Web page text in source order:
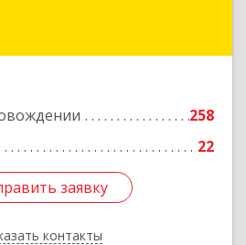
258
22
заявку
контакты
обл, Великий Новгород
Подробнее
заявку
Назад